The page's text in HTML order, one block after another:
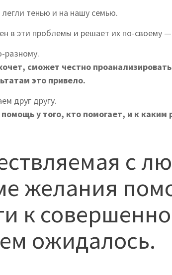
тенью и на нашу семью.
в эти проблемы и решает их по-своему —
разному.
сможет честно
это привело.
друг другу.
у того, кто помогает, и к каким
с
желания
к
ожидалось.